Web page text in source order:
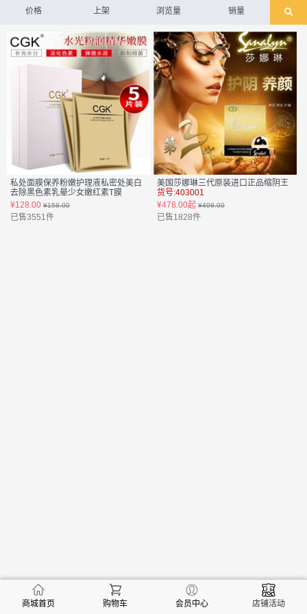
价格 上架 浏览量 销量
私处面膜保养粉嫩护理液私密处美白
去除黑色素乳晕少女嫩红素T膜
货号:402112
¥128.00 ¥158.00
已售3551件
美国莎娜琳三代原装进口正品缩阴王
货号:403001
¥478.00起 ¥498.00
已售1828件
商城首页 购物车 会员中心 店铺活动